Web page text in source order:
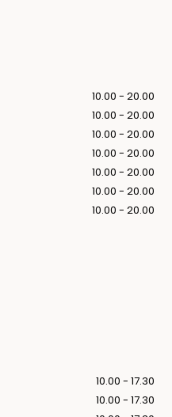
10.00 - 20.00
10.00 - 20.00
10.00 - 20.00
10.00 - 20.00
10.00 - 20.00
10.00 - 20.00
10.00 - 20.00
10.00 - 17.30
10.00 - 17.30